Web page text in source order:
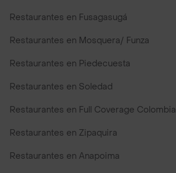
Restaurantes en Fusagasugá
Restaurantes en Mosquera/ Funza
Restaurantes en Piedecuesta
Restaurantes en Soledad
Restaurantes en Full Coverage Colombia
Restaurantes en Zipaquira
Restaurantes en Anapoima